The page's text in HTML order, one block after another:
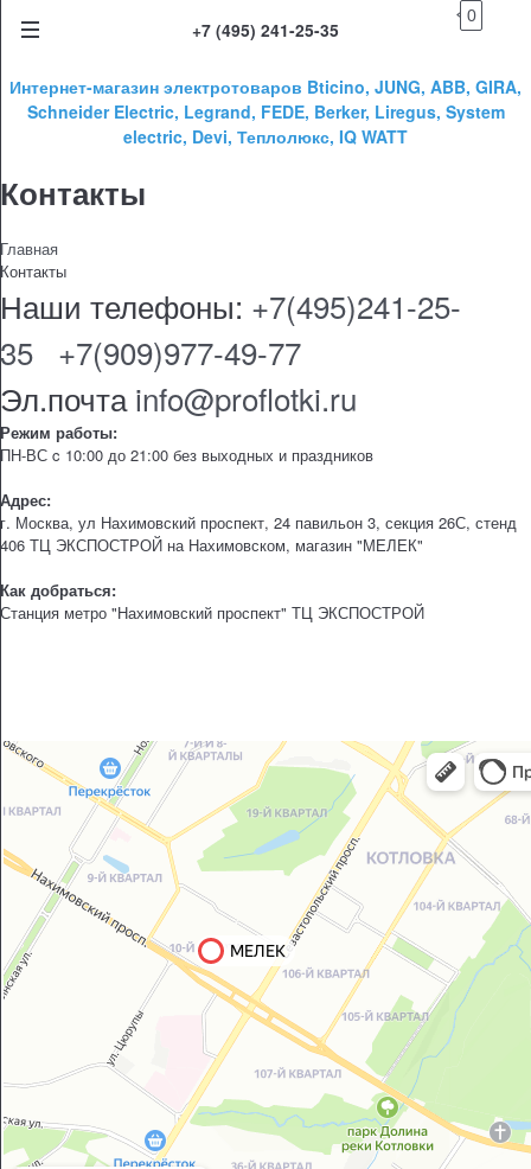
+7 (495) 241-25-35
0
Интернет-магазин электротоваров Bticino, JUNG, ABB, GIRA,
Schneider Electric, Legrand, FEDE, Berker, Liregus, System
electric, Devi, Теплолюкс, IQ WATT
Контакты
Главная
Контакты
Наши телефоны: +7(495)241-25-
35 +7(909)977-49-77
Эл.почтаinfo@proflotki.ru
Режим работы:
ПН-ВС c 10:00 до 21:00 без выходных и праздников
Адрес:
г. Москва, ул Нахимовский проспект, 24 павильон 3, секция 26С, стенд
406 ТЦ ЭКСПОСТРОЙ на Нахимовском, магазин "МЕЛЕК"
Как добраться:
Станция метро "Нахимовский проспект" ТЦ ЭКСПОСТРОЙ